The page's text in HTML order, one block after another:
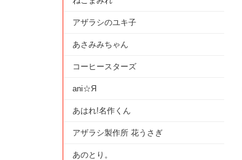
アザラシのユキ子
あさみみちゃん
コーヒースターズ
ani☆Я
あはれ!名作くん
アザラシ製作所 花うさぎ
あのとり。